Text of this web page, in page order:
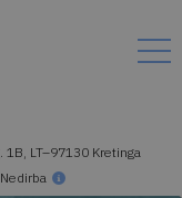
1B, LT–97130 Kretinga
Nedirba